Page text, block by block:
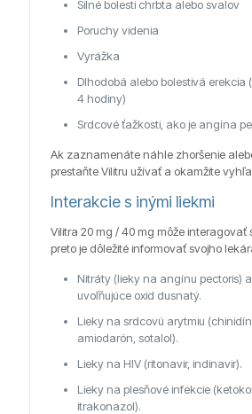
Silné bolesti chrbta alebo svalov
Poruchy videnia
Vyrážka
Dlhodobá alebo bolestivá erekcia
4 hodiny)
Srdcové ťažkosti, ako je angína
Ak zaznamenáte náhle zhoršenie
prestaňte Vilitru užívať a okamžite
Interakcie s inými liekmi
Vilitra 20 mg / 40 mg môže interagovať
preto je dôležité informovať svojho
Nitráty (lieky na angínu pectoris)
uvoľňujúce oxid dusnatý.
Lieky na srdcovú arytmiu
amiodarón, sotalol).
Lieky na HIV (ritonavir, indinavir).
Lieky na plesňové infekcie
itrakonazol).